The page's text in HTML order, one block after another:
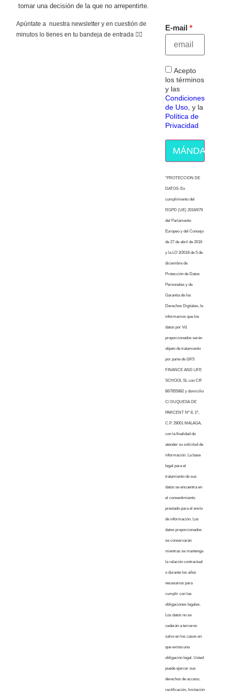
tomar una decisión de la que no arrepentirte.
Apúntate a nuestra newsletter y en cuestión de
minutos lo tienes en tu bandeja de entrada 👇🏻
E-mail
Acepto
los términos
y las
Condiciones
de Uso , y la
Política de
Privacidad
MÁNDAME
“PROTECCION DE
DATOS: En
cumplimiento del
RGPD (UE) 2016/679
del Parlamento
Europeo y del Consejo
de 27 de abril de 2016
y la LO 3/2018 de 5 de
diciembre de
Protección de Datos
Personales y de
Garantía de los
Derechos Digitales, le
informamos que los
datos por Vd.
proporcionados serán
objeto de tratamiento
por parte de LWS
FINANCE AND LIFE
SCHOOL SL con CIF
B67855882 y domicilio
C/ DUQUESA DE
PARCENT Nº 8, 1º,
C.P. 29001 MALAGA,
con la finalidad de
atender su solicitud de
información. La base
legal para el
tratamiento de sus
datos se encuentra en
el consentimiento
prestado para el envío
de información. Los
datos proporcionados
se conservarán
mientras se mantenga
la relación contractual
o durante los años
necesarios para
cumplir con las
obligaciones legales.
Los datos no se
cederán a terceros
salvo en los casos en
que exista una
obligación legal. Usted
puede ejercer sus
derechos de acceso,
rectificación, limitación